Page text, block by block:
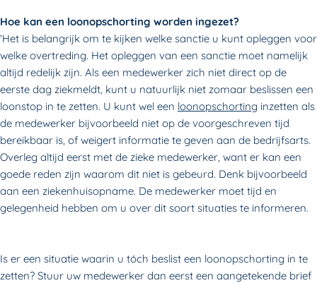
Hoe kan een loonopschorting worden ingezet?
’Het is belangrijk om te kijken welke sanctie u kunt opleggen voor
welke overtreding. Het opleggen van een sanctie moet namelijk
altijd redelijk zijn. Als een medewerker zich niet direct op de
eerste dag ziekmeldt, kunt u natuurlijk niet zomaar beslissen een
loonstop in te zetten. U kunt wel een loonopschorting inzetten als
de medewerker bijvoorbeeld niet op de voorgeschreven tijd
bereikbaar is, of weigert informatie te geven aan de bedrijfsarts.
Overleg altijd eerst met de zieke medewerker, want er kan een
goede reden zijn waarom dit niet is gebeurd. Denk bijvoorbeeld
aan een ziekenhuisopname. De medewerker moet tijd en
gelegenheid hebben om u over dit soort situaties te informeren.
Is er een situatie waarin u tóch beslist een loonopschorting in te
zetten? Stuur uw medewerker dan eerst een aangetekende brief